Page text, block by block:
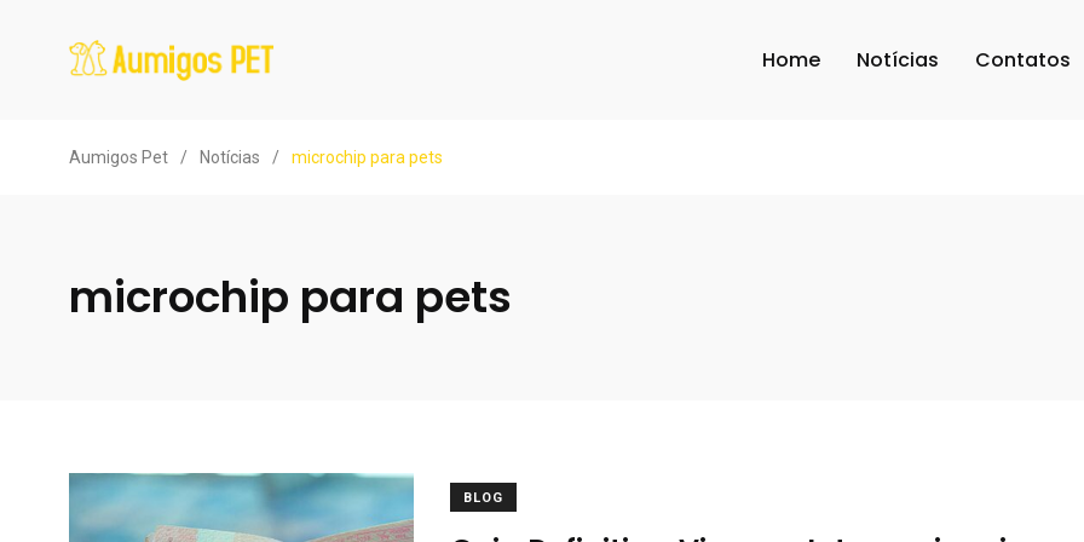
Home Notícias Contatos
Aumigos Pet / Notícias / microchip para pets
microchip para pets
BLOG